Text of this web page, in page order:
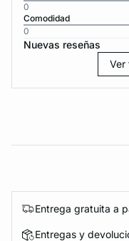
0
Comodidad
0
Nuevas reseñas
Ver
Entrega gratuita a
Entregas y